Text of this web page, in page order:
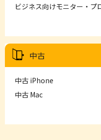
ビジネス向けモニター・プ
中古
中古 iPhone
中古 Mac